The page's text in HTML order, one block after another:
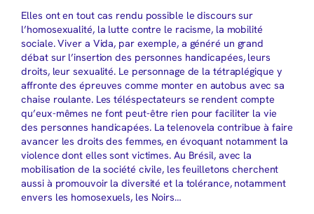
Elles ont en tout cas rendu possible le discours sur
l’homosexualité, la lutte contre le racisme, la mobilité
sociale. Viver a Vida, par exemple, a généré un grand
débat sur l’insertion des personnes handicapées, leurs
droits, leur sexualité. Le personnage de la tétraplégique y
affronte des épreuves comme monter en autobus avec sa
chaise roulante. Les téléspectateurs se rendent compte
qu’eux-mêmes ne font peut-être rien pour faciliter la vie
des personnes handicapées. La telenovela contribue à faire
avancer les droits des femmes, en évoquant notamment la
violence dont elles sont victimes. Au Brésil, avec la
mobilisation de la société civile, les feuilletons cherchent
aussi à promouvoir la diversité et la tolérance, notamment
envers les homosexuels, les Noirs…